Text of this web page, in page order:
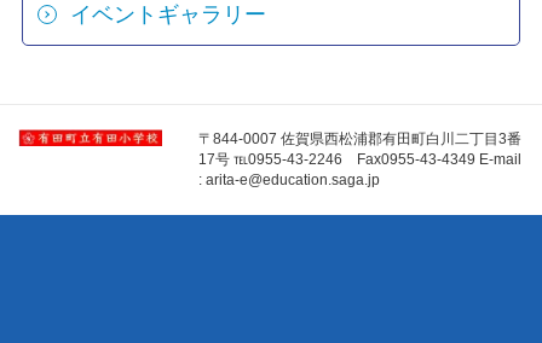
イベントギャラリー
〒844-0007 佐賀県西松浦郡有田町白川二丁目3番
17号 ℡0955-43-2246 Fax0955-43-4349 E-mail
: arita-e@education.saga.jp